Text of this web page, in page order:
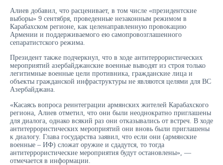
Алиев добавил, что расценивает, в том числе «президентские
выборы» 9 сентября, проведенные незаконным режимом в
Карабахском регионе, как целенаправленную провокацию
Армении и поддерживаемого ею самопровозглашенного
сепаратистского режима.
Президент также подчеркнул, что в ходе антитеррористических
мероприятий азербайджанские военные выводят из строя только
легитимные военные цели противника, гражданские лица и
объекты гражданской инфраструктуры не являются целями для ВС
Азербайджана.
«Касаясь вопроса реинтеграции армянских жителей Карабахского
региона, Алиев отметил, что они были неоднократно приглашены
для диалога, однако всякий раз они отказывались от встреч. В ходе
антитеррористических мероприятий они вновь были приглашены
к диалогу. Глава государства заявил, что если они (армянские
военные – ИФ) сложат оружие и сдадутся, то тогда
антитеррористические мероприятия будут остановлены», —
отмечается в информации.